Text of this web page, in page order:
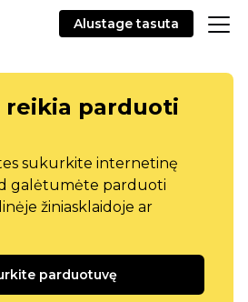
Alustage tasuta
reikia parduoti
sukurkite internetinę
galėtumėte parduoti
žiniasklaidoje ar
parduotuvę